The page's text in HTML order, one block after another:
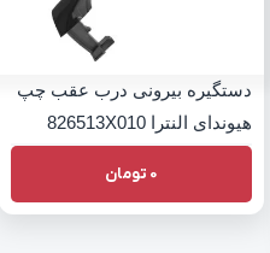
دستگیره بیرونی درب عقب چپ
هیوندای النترا 826513X010
0 تومان